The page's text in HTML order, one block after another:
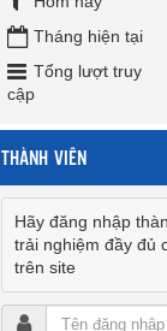
Tháng hiện tại
Tổng lượt truy
cập
THÀNH VIÊN
Hãy đăng nhập
trải nghiệm đầy đủ
trên site